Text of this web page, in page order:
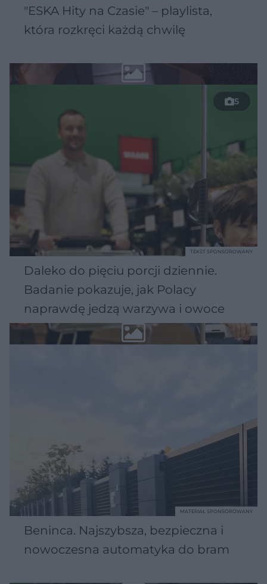
"ESKA Hity na Czasie" – playlista,
która rozkręci każdą chwilę
5
Daleko do pięciu porcji dziennie.
Badanie pokazuje, jak Polacy
naprawdę jedzą warzywa i owoce
TEKST SPONSOROWANY
Beninca. Najszybsza, bezpieczna i
nowoczesna automatyka do bram
MATERIAŁ SPONSOROWANY